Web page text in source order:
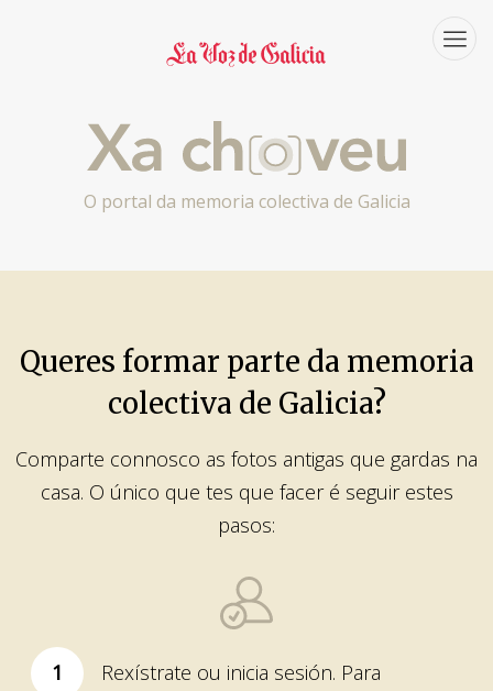
O portal da memoria colectiva de Galicia
Queres formar parte da memoria
colectiva de Galicia?
Comparte connosco as fotos antigas que gardas na
casa. O único que tes que facer é seguir estes
pasos:
1
Rexístrate ou inicia sesión. Para